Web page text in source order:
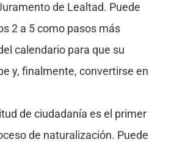
de Lealtad. Puede
2 a 5 como pasos más
calendario para que su
y, finalmente, convertirse en
de ciudadanía es el primer
de naturalización. Puede